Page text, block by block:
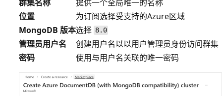
群集名称
提供一个全局唯一的名称
位置
为订阅选择受支持的Azure区域
MongoDB 版本选择 8.0
管理员用户名
创建用户名以以用户管理员身份访问群集
密码
使用与用户名关联的唯一密码